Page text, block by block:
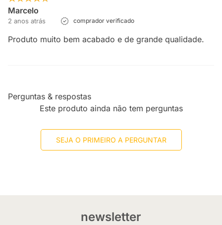
Marcelo
2 anos atrás comprador verificado
Produto muito bem acabado e de grande qualidade.
Perguntas & respostas
Este produto ainda não tem perguntas
SEJA O PRIMEIRO A PERGUNTAR
newsletter